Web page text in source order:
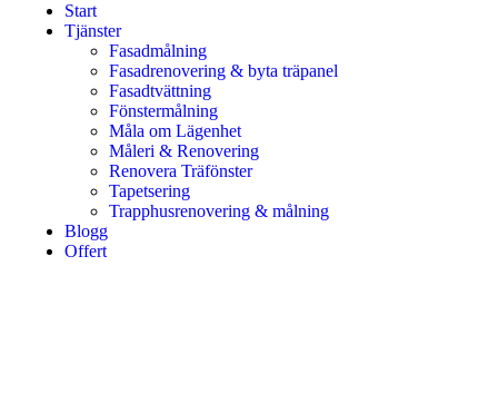
Start
Tjänster
Fasadmålning
Fasadrenovering & byta träpanel
Fasadtvättning
Fönstermålning
Måla om Lägenhet
Måleri & Renovering
Renovera Träfönster
Tapetsering
Trapphusrenovering & målning
Blogg
Offert